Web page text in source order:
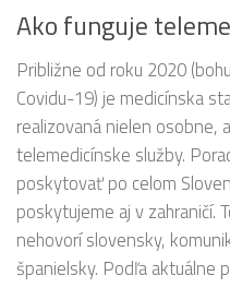
Ako funguje
Približne od roku 2020
Covidu-19) je medicínska
realizovaná nielen osobne,
telemedicínske služby.
poskytovať po celom
poskytujeme aj v zahraničí.
nehovorí slovensky,
španielsky. Podľa aktuálne